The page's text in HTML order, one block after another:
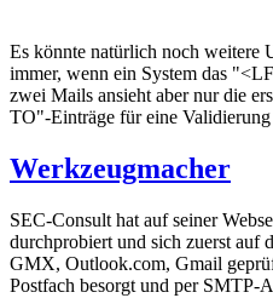
Es könnte natürlich noch weitere
immer, wenn ein System das
zwei Mails ansieht aber nur die
TO"-Einträge für eine Validierung
Werkzeugmacher
SEC-Consult hat auf seiner
durchprobiert und sich zuerst auf
GMX, Outlook.com, Gmail
Postfach besorgt und per